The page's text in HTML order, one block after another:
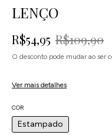
LENÇO
R$54,95 R$109,90
O desconto pode mudar ao ser
Ver mais detalhes
COR
Estampado